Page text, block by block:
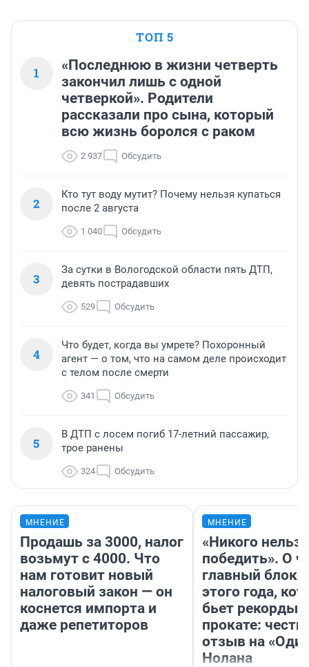
ТОП 5
1
«Последнюю в жизни четверть
закончил лишь с одной
четверкой». Родители
рассказали про сына, который
всю жизнь боролся с раком
2 937 Обсудить
2
Кто тут воду мутит? Почему нельзя купаться
после 2 августа
1 040 Обсудить
3
За сутки в Вологодской области пять ДТП,
девять пострадавших
529 Обсудить
4
Что будет, когда вы умрете? Похоронный
агент — о том, что на самом деле происходит
с телом после смерти
341 Обсудить
5
В ДТП с лосем погиб 17-летний пассажир,
трое ранены
324 Обсудить
МНЕНИЕ
Продашь за 3000, налог
возьмут с 4000. Что
нам готовит новый
налоговый закон — он
коснется импорта и
даже репетиторов
МНЕНИЕ
«Никого нельзя
победить». О
главный
этого года,
бьет рекорды в
прокате:
отзыв на
Нолана